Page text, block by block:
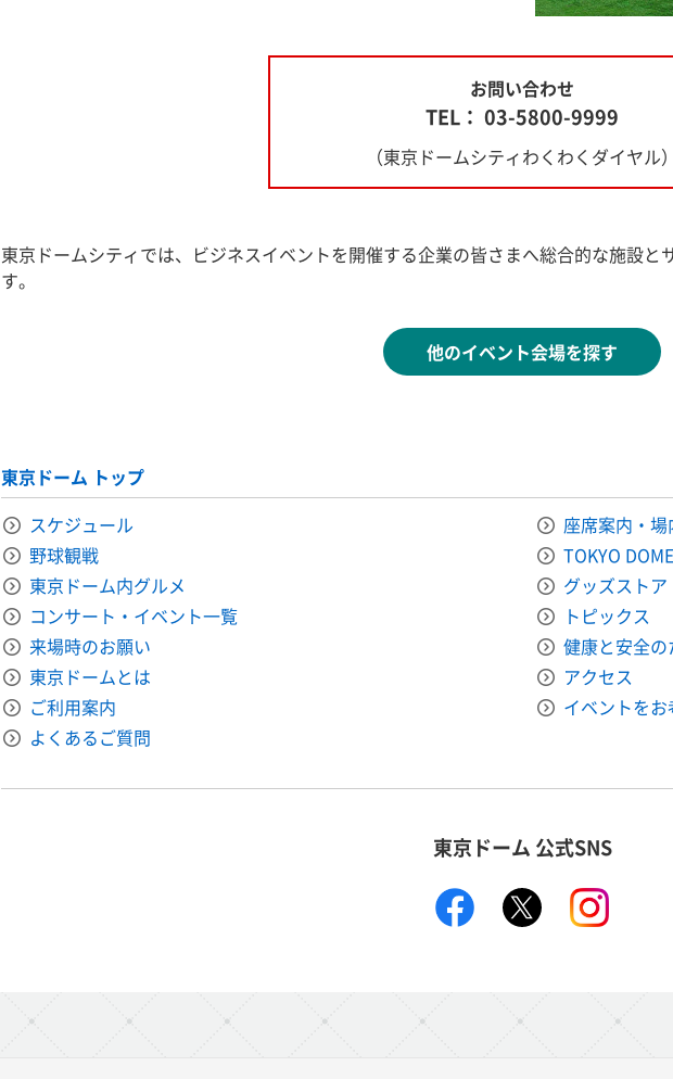
お問い合わせ
TEL： 03-5800-9999
（東京ドームシティわくわくダイヤル
東京ドームシティでは、ビジネスイベントを開催する企業の皆さまへ総合的な施設
す。
他のイベント会場を探す
東京ドーム トップ
スケジュール
座席案内・場
野球観戦
TOKYO
東京ドーム内グルメ
グッズストア
コンサート・イベント一覧
トピックス
来場時のお願い
健康と安全
東京ドームとは
アクセス
ご利用案内
イベントを
よくあるご質問
東京ドーム 公式SNS
facebook